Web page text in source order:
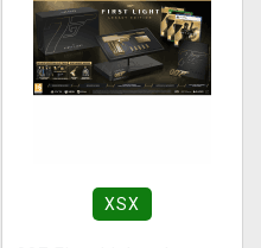
XSX